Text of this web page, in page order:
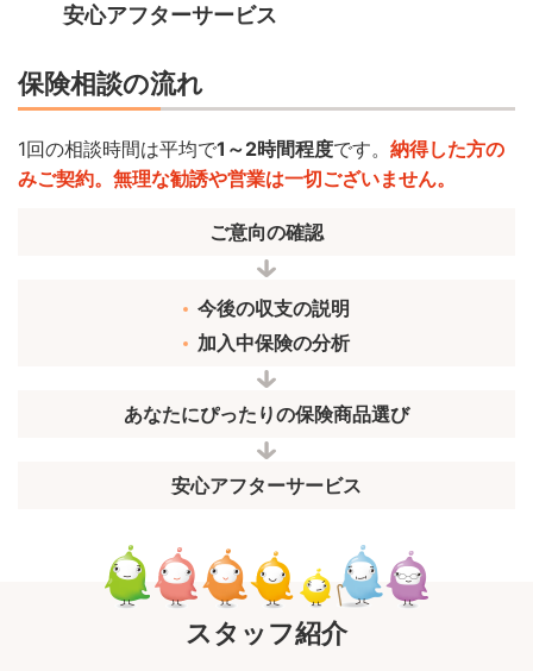
安心アフターサービス
保険相談の流れ
1回の相談時間は平均で1～2時間程度です。 納得した方の
みご契約。無理な勧誘や営業は一切ございません。
ご意向の確認
今後の収支の説明
加入中保険の分析
あなたにぴったりの保険商品選び
安心アフターサービス
スタッフ紹介